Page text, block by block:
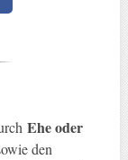
Ehe oder
den